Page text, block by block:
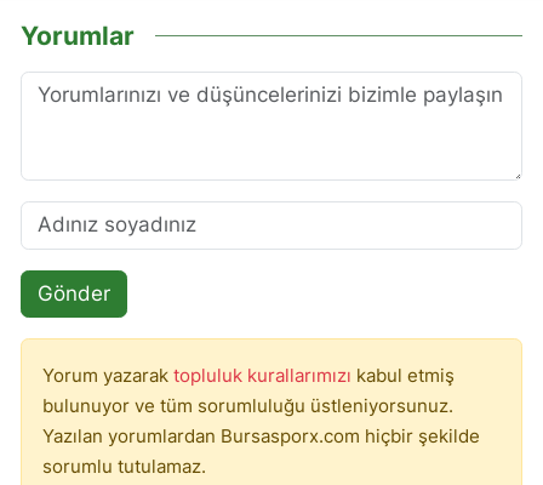
Yorumlar
Gönder
Yorum yazarak topluluk kurallarımızı kabul etmiş
bulunuyor ve tüm sorumluluğu üstleniyorsunuz.
Yazılan yorumlardan Bursasporx.com hiçbir şekilde
sorumlu tutulamaz.